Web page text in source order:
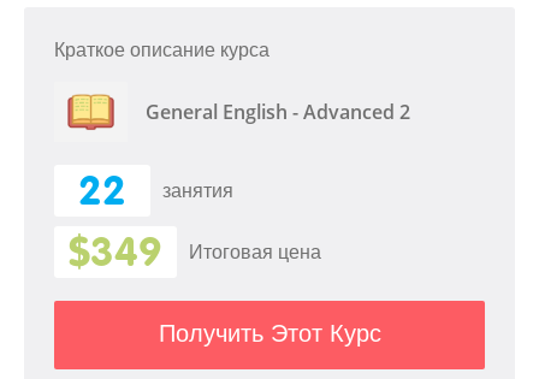
Краткое описание курса
General English - Advanced 2
22 занятия
$349 Итоговая цена
Получить Этот Курс